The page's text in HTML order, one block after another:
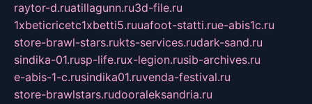
raytor-d.ruatillagunn.ru3d-file.ru
1xbeticricetc1xbetti5.ruuafoot-statti.rue-abis1c.ru
store-brawl-stars.rukts-services.rudark-sand.ru
sindika-01.rusp-life.rux-legion.rusib-archives.ru
e-abis-1-c.rusindika01.ruvenda-festival.ru
store-brawlstars.rudooraleksandria.ru